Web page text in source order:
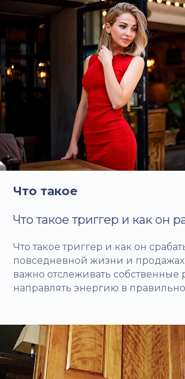
Что такое
Что такое триггер и как он
Что такое триггер и как он
повседневной жизни и
важно отслеживать собственные
направлять энергию в